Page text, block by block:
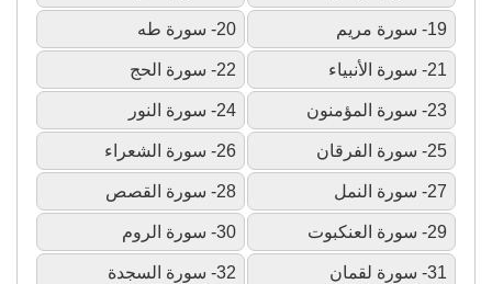
19- سورة مريم 20- سورة طه
21- سورة الأنبياء 22- سورة الحج
23- سورة المؤمنون 24- سورة النور
25- سورة الفرقان 26- سورة الشعراء
27- سورة النمل 28- سورة القصص
29- سورة العنكبوت 30- سورة الروم
31- سورة لقمان 32- سورة السجدة